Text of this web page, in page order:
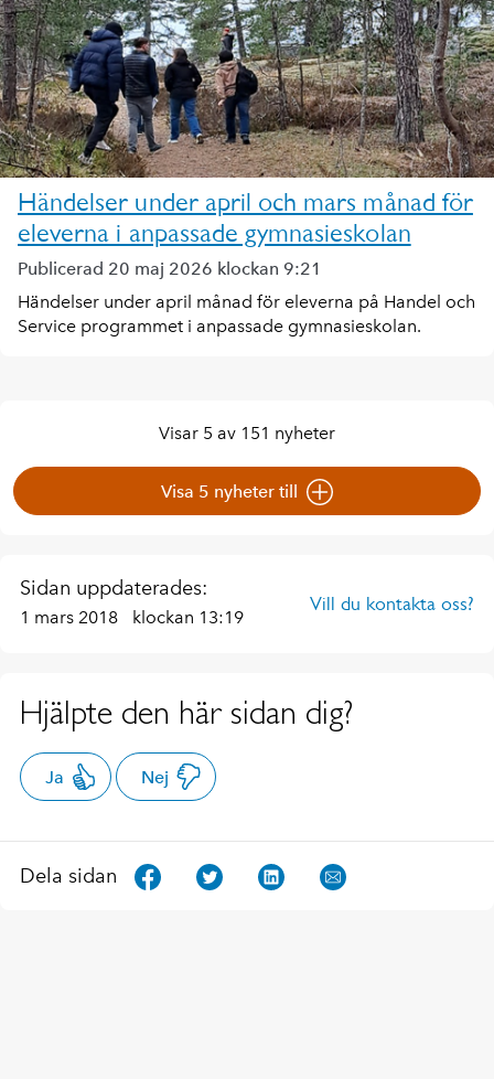
Händelser under april och mars månad för
eleverna i anpassade gymnasieskolan
Publicerad 20 maj 2026 klockan 9:21
Händelser under april månad för eleverna på Handel och
Service programmet i anpassade gymnasieskolan.
Visar 5 av 151 nyheter
Visa 5 nyheter till
Sidan uppdaterades:
1 mars 2018 klockan 13:19
Vill du kontakta oss?
Hjälpte den här sidan dig?
Ja Nej
Dela sidan